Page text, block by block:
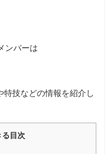
ンバーは
技などの情報を紹介し
る目次